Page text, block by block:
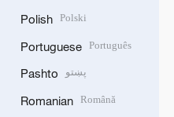
Polish Polski
Portuguese Português
Pashto پښتو
Romanian Română